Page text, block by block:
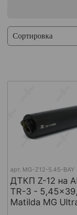
арт. MG-Z12-5.45-BAY
ДТКП Z-12 на
TR-3 - 5,45x39,
Matilda MG